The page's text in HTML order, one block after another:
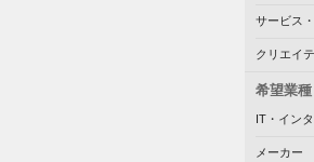
サービス
クリエイ
希望業種
IT・イン
メーカー